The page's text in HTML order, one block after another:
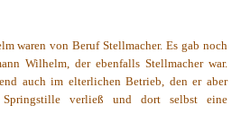
waren von Beruf Stellmacher. Es gab noch
Wilhelm, der ebenfalls Stellmacher war.
auch im elterlichen Betrieb, den er aber
verließ und dort selbst eine